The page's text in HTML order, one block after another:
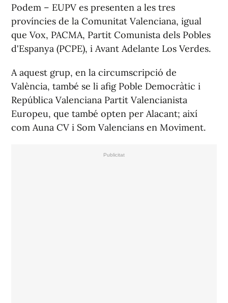
Podem – EUPV es presenten a les tres
províncies de la Comunitat Valenciana, igual
que Vox, PACMA, Partit Comunista dels Pobles
d'Espanya (PCPE), i Avant Adelante Los Verdes.
A aquest grup, en la circumscripció de
València, també se li afig Poble Democràtic i
República Valenciana Partit Valencianista
Europeu, que també opten per Alacant; així
com Auna CV i Som Valencians en Moviment.